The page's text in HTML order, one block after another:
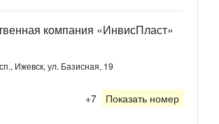
компания «ИнвисПласт»
Ижевск, ул. Базисная, 19
+7 Показать номер